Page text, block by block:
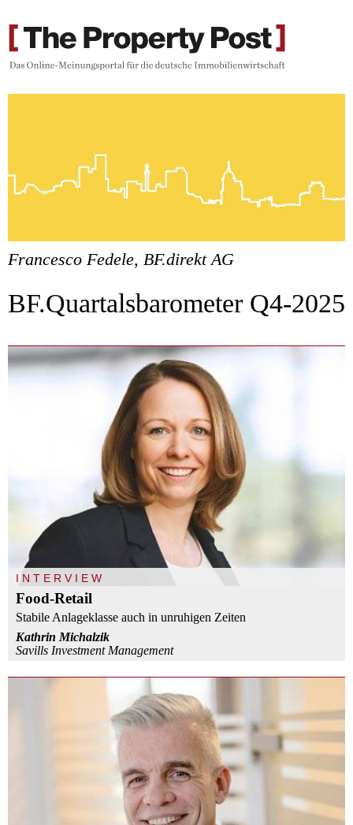
Francesco Fedele, BF.direkt AG
BF.Quartalsbarometer Q4-2025
INTERVIEW
Food-Retail
Stabile Anlageklasse auch in unruhigen Zeiten
Kathrin Michalzik
Savills Investment Management